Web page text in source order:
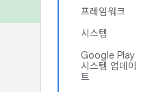
프레임워크
시스템
Google Play
시스템 업데이
트